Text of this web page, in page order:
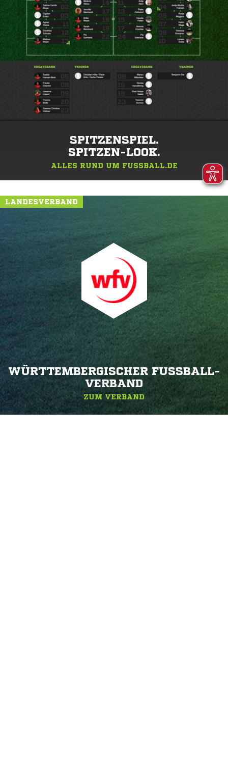
SPITZENSPIEL.
SPITZEN-LOOK.
ALLES RUND UM FUSSBALL.DE
LANDESVERBAND
WÜRTTEMBERGISCHER FUSSBALL-V
ERBAND
ZUM VERBAND